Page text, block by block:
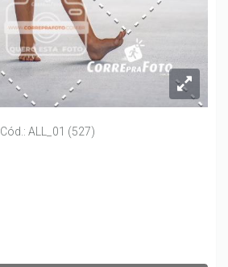
Cód.: ALL_01 (527)